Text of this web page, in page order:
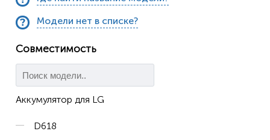
Модели нет в списке?
Совместимость
Аккумулятор для LG
D618